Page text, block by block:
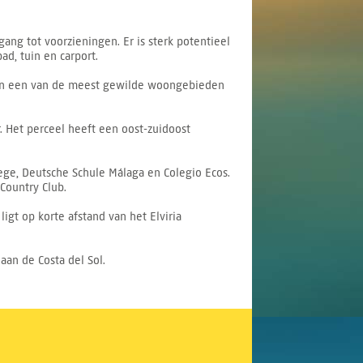
tot voorzieningen. Er is sterk potentieel
tuin en carport.
een van de meest gewilde woongebieden
Het perceel heeft een oost-zuidoost
Deutsche Schule Málaga en Colegio Ecos.
Club.
op korte afstand van het Elviria
de Costa del Sol.